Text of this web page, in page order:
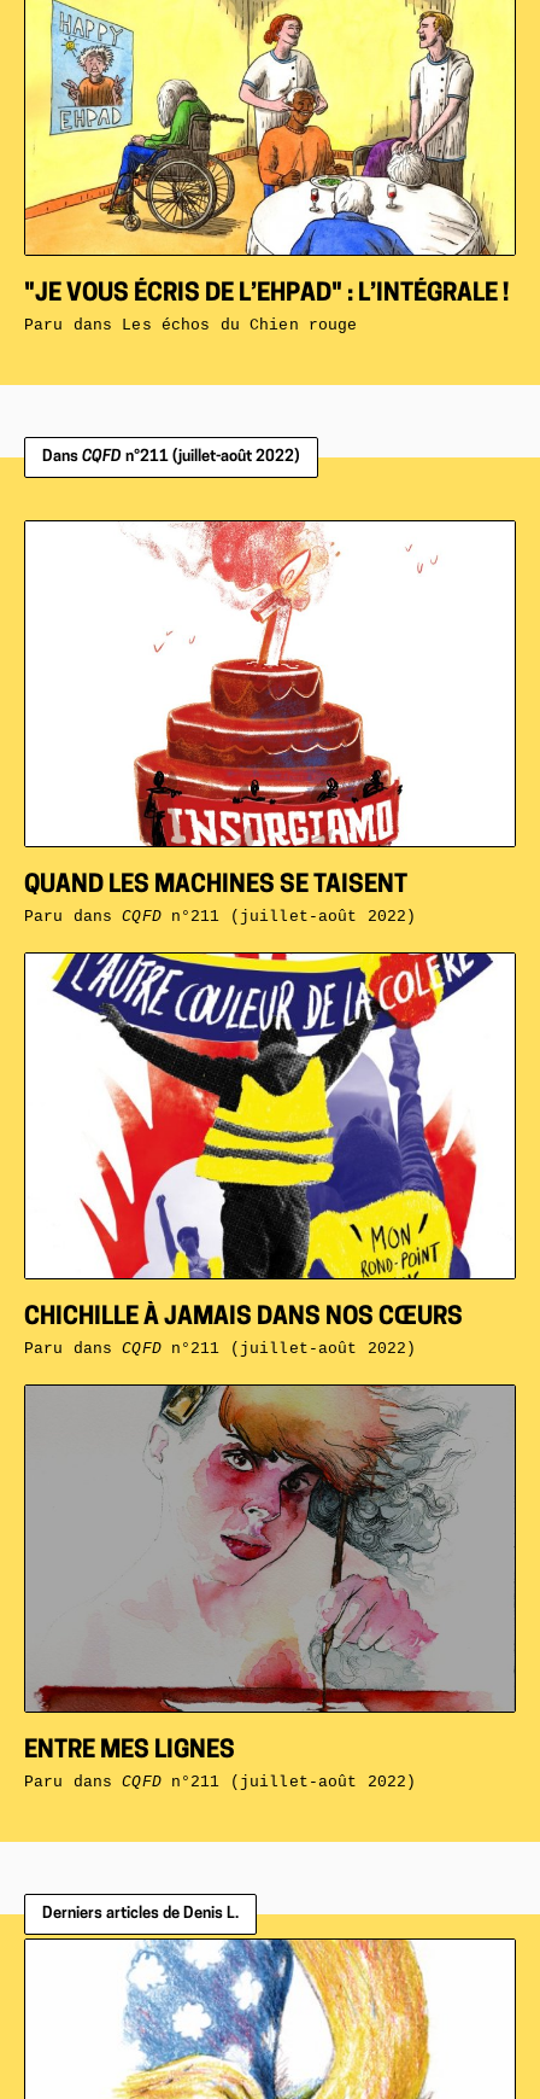
"JE VOUS ÉCRIS DE L’EHPAD" : L’INTÉGRALE !
Paru dans Les échos du Chien rouge
Dans CQFD n°211 (juillet-août 2022)
ENTRE MES LIGNES
Paru dansCQFDn°211 (juillet-août 2022)
CHICHILLE À JAMAIS DANS NOS CŒURS
Paru dansCQFDn°211 (juillet-août 2022)
QUAND LES MACHINES SE TAISENT
Paru dansCQFDn°211 (juillet-août 2022)
Derniers articles de Denis L.